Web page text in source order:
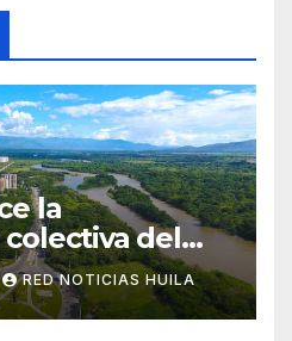
la
del
RED NOTICIAS HUILA